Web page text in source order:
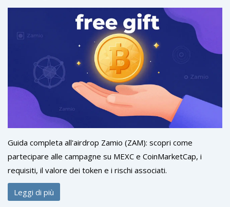
Guida completa all'airdrop Zamio (ZAM): scopri come
partecipare alle campagne su MEXC e CoinMarketCap, i
requisiti, il valore dei token e i rischi associati.
Leggi di più